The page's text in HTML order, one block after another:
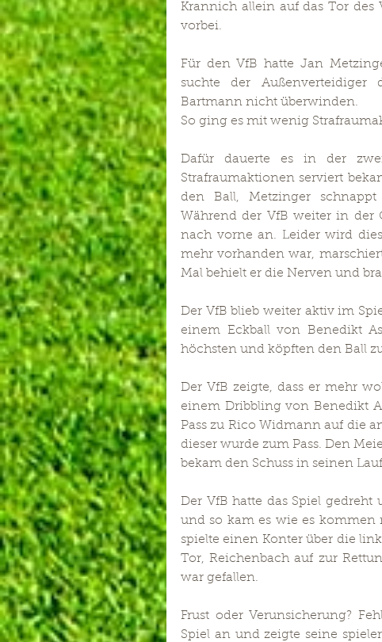
Krannich allein auf das Tor des
vorbei.
Für den VfB hatte Jan
suchte der Außenverteidiger
Bartmann nicht überwinden.
So ging es mit wenig
Dafür dauerte es in der
Strafraumaktionen serviert
den Ball, Metzinger
Während der VfB weiter in der
nach vorne an. Leider wird
mehr vorhanden war,
Mal behielt er die Nerven und
Der VfB blieb weiter aktiv im
einem Eckball von Benedikt
höchsten und köpften den Ball
Der VfB zeigte, dass er mehr
einem Dribbling von Benedikt
Pass zu Rico Widmann auf die
dieser wurde zum Pass. Den
bekam den Schuss in seinen
Der VfB hatte das Spiel
und so kam es wie es kommen
spielte einen Konter über die
Tor, Reichenbach auf zur
war gefallen.
Frust oder Verunsicherung?
Spiel an und zeigte seine